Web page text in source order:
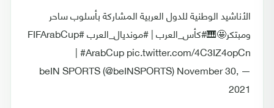
الأناشيد الوطنية للدول العربية المشاركة بأسلوب ساحر
ومبتكر🤩🎹#كأس_العرب | #مونديال_العرب #FIFArabCup
| #ArabCup pic.twitter.com/4C3IZ4opCn
— beIN SPORTS (@beINSPORTS) November 30,
2021